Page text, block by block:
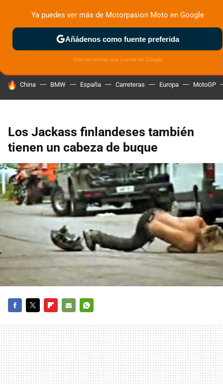
MENÚ NUEVO
ZONA DE PRUEBAS DEPORTIVAS MOTOS ELÉCTRICAS
HOY SE HABLA DE
China BMW España Carreteras Europa MotoGP
Los Jackass finlandeses también
tienen un cabeza de buque
MAIL
Ya puedes ver más de Motorpasion Moto en Google
Añádenos como fuente preferida
Solo necesitas una cuenta de Google